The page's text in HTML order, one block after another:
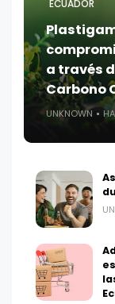
ECUADOR
a través
Carbono
UNKNOWN